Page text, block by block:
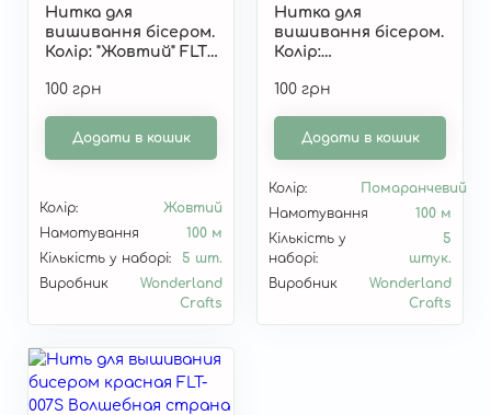
Нитка для
вишивання бісером.
Колір: "Жовтий" FLT-
100 грн
Додати в кошик
Колір:
Жовтий
Намотування
100 м
Кількість у наборі:
5 шт.
Виробник
Wonderland
Crafts
Нитка для
вишивання бісером.
Колір:
006S
100 грн
Додати в кошик
Колір:
Помаранчевий
Намотування
100 м
Кількість у
наборі:
5
штук.
Виробник
Wonderland
Crafts